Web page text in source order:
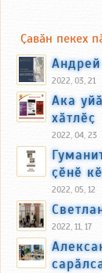
Ҫавӑн пекех
2022, 03, 21
Ака
хӑтлӗҫ
2022, 04, 23
ҫӗнӗ
2022, 05, 12
2022, 11, 17